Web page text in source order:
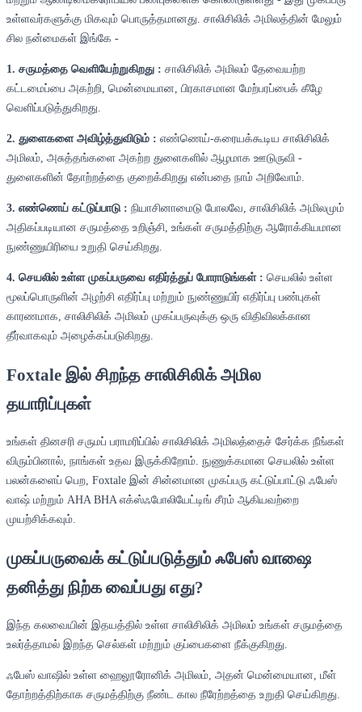
உள்ளவர்களுக்கு மிகவும் பொருத்தமானது. சாலிசிலிக் அமிலத்தின் மேலும்
சில நன்மைகள் இங்கே -
1. சருமத்தை வெளியேற்றுகிறது : சாலிசிலிக் அமிலம் தேவையற்ற
கட்டமைப்பை அகற்றி, மென்மையான, பிரகாசமான மேற்பரப்பைக் கீழே
வெளிப்படுத்துகிறது.
2. துளைகளை அவிழ்த்துவிடும் : எண்ணெய்-கரையக்கூடிய சாலிசிலிக்
அமிலம், அசுத்தங்களை அகற்ற துளைகளில் ஆழமாக ஊடுருவி -
துளைகளின் தோற்றத்தை குறைக்கிறது என்பதை நாம் அறிவோம்.
3. எண்ணெய் கட்டுப்பாடு : நியாசினாமைடு போலவே, சாலிசிலிக் அமிலமும்
அதிகப்படியான சருமத்தை உறிஞ்சி, உங்கள் சருமத்திற்கு ஆரோக்கியமான
நுண்ணுயிரியை உறுதி செய்கிறது.
4. செயலில் உள்ள முகப்பருவை எதிர்த்துப் போராடுங்கள் : செயலில் உள்ள
மூலப்பொருளின் அழற்சி எதிர்ப்பு மற்றும் நுண்ணுயிர் எதிர்ப்பு பண்புகள்
காரணமாக, சாலிசிலிக் அமிலம் முகப்பருவுக்கு ஒரு விதிவிலக்கான
தீர்வாகவும் அழைக்கப்படுகிறது.
Foxtale இல் சிறந்த சாலிசிலிக் அமில
தயாரிப்புகள்
உங்கள் தினசரி சருமப் பராமரிப்பில் சாலிசிலிக் அமிலத்தைச் சேர்க்க நீங்கள்
விரும்பினால், நாங்கள் உதவ இருக்கிறோம். நுணுக்கமான செயலில் உள்ள
பலன்களைப் பெற, Foxtale இன் சின்னமான முகப்பரு கட்டுப்பாட்டு ஃபேஸ்
வாஷ் மற்றும் AHA BHA எக்ஸ்ஃபோலியேட்டிங் சீரம் ஆகியவற்றை
முயற்சிக்கவும்.
முகப்பருவைக் கட்டுப்படுத்தும் ஃபேஸ் வாஷை
தனித்து நிற்க வைப்பது எது?
இந்த கலவையின் இதயத்தில் உள்ள சாலிசிலிக் அமிலம் உங்கள் சருமத்தை
உலர்த்தாமல் இறந்த செல்கள் மற்றும் குப்பைகளை நீக்குகிறது.
ஃபேஸ் வாஷில் உள்ள ஹைலூரோனிக் அமிலம், அதன் மென்மையான, மீள்
தோற்றத்திற்காக சருமத்திற்கு நீண்ட கால நீரேற்றத்தை உறுதி செய்கிறது.